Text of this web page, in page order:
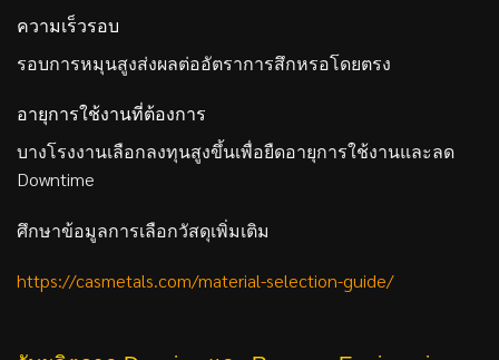
ความเร็วรอบ
รอบการหมุนสูงส่งผลต่ออัตราการสึกหรอโดยตรง
อายุการใช้งานที่ต้องการ
บางโรงงานเลือกลงทุนสูงขึ้นเพื่อยืดอายุการใช้งานและลด
Downtime
ศึกษาข้อมูลการเลือกวัสดุเพิ่มเติม
https://casmetals.com/material-selection-guide/